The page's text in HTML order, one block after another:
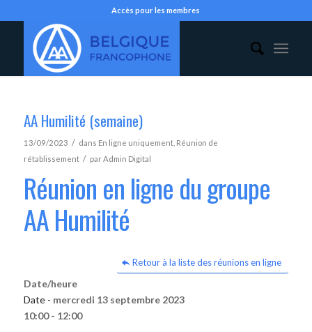
Accès pour les membres
AA Humilité (semaine)
13/09/2023 / dans En ligne uniquement, Réunion de
rétablissement / parAdmin Digital
Réunion en ligne du groupe
AA Humilité
Retour à la liste des réunions en ligne
Date/heure
Date - mercredi 13 septembre 2023
10:00 - 12:00